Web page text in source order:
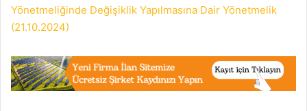
Yönetmeliğinde Değişiklik Yapılmasına Dair Yönetmelik
(21.10.2024)